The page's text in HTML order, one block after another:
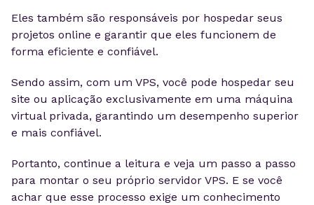
Eles também são responsáveis por hospedar seus
projetos online e garantir que eles funcionem de
forma eficiente e confiável.
Sendo assim, com um VPS, você pode hospedar seu
site ou aplicação exclusivamente em uma máquina
virtual privada, garantindo um desempenho superior
e mais confiável.
Portanto, continue a leitura e veja um passo a passo
para montar o seu próprio servidor VPS. E se você
achar que esse processo exige um conhecimento